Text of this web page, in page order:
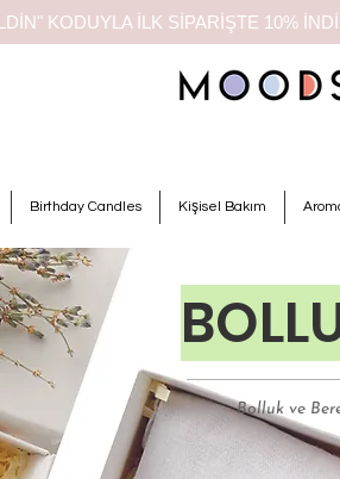
KODUYLA İLK SİPARİŞTE 10%
Birthday Candles Kişisel Bakım
Bolluk ve